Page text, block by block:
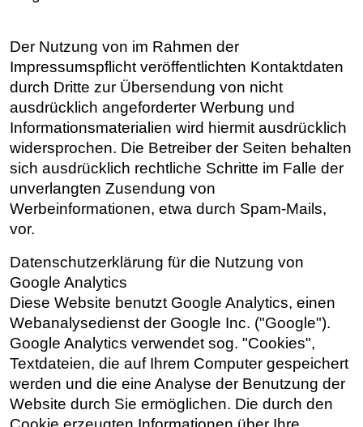
Der Nutzung von im Rahmen der
Impressumspflicht veröffentlichten Kontaktdaten
durch Dritte zur Übersendung von nicht
ausdrücklich angeforderter Werbung und
Informationsmaterialien wird hiermit ausdrücklich
widersprochen. Die Betreiber der Seiten behalten
sich ausdrücklich rechtliche Schritte im Falle der
unverlangten Zusendung von
Werbeinformationen, etwa durch Spam-Mails,
vor.
Datenschutzerklärung für die Nutzung von
Google Analytics
Diese Website benutzt Google Analytics, einen
Webanalysedienst der Google Inc. ("Google").
Google Analytics verwendet sog. "Cookies",
Textdateien, die auf Ihrem Computer gespeichert
werden und die eine Analyse der Benutzung der
Website durch Sie ermöglichen. Die durch den